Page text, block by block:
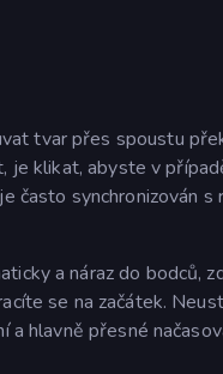
tvar přes spoustu
je klikat, abyste v
často synchronizován
a náraz do bodců,
se na začátek.
hlavně přesné